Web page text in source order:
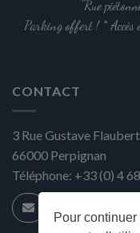
Pour
"Rue
Parking offert ! * Accès
CONTACT
3 Rue Gustave Flaubert
66000 Perpignan
Téléphone: +33 (0) 4